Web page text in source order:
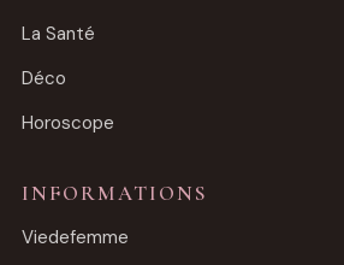
La Santé
Déco
Horoscope
INFORMATIONS
Viedefemme